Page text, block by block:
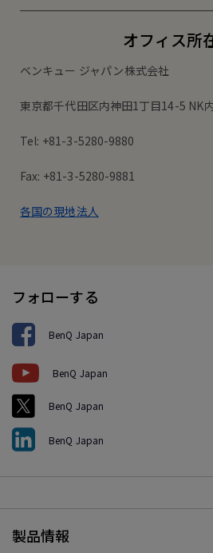
オフィス所
ベンキュー ジャパン株式会社
東京都千代田区内神田1丁目14-5 NK
Tel: +81-3-5280-9880
Fax: +81-3-5280-9881
各国の現地法人
フォローする
BenQ Japan
BenQ Japan
BenQ Japan
BenQ Japan
製品情報